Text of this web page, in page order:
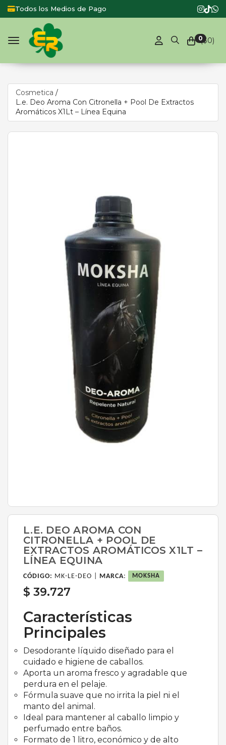
Todos los Medios de Pago
0($0)
Toggle navigation
Cosmetica /
L.e. Deo Aroma Con Citronella + Pool De Extractos
Aromáticos X1Lt – Línea Equina
L.E. DEO AROMA CON
CITRONELLA + POOL DE
EXTRACTOS AROMÁTICOS X1LT –
LÍNEA EQUINA
CÓDIGO: MK-LE-DEO | MARCA: MOKSHA
$ 39.727
Características
Principales
Desodorante líquido diseñado para el
cuidado e higiene de caballos.
Aporta un aroma fresco y agradable que
perdura en el pelaje.
Fórmula suave que no irrita la piel ni el
manto del animal.
Ideal para mantener al caballo limpio y
perfumado entre baños.
Formato de 1 litro, económico y de alto